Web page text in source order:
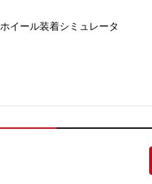
ホイール装着シミュレータ